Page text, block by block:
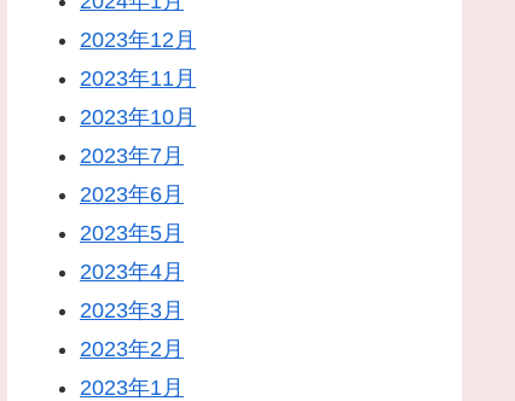
2023年12月
2023年11月
2023年10月
2023年7月
2023年6月
2023年5月
2023年4月
2023年3月
2023年2月
2023年1月